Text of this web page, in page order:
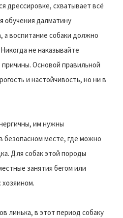
дрессировке, схватывает всё
обучения далматину
а воспитание собаки должно
не наказывайте
Основой правильной
и настойчивость, но ни в
им нужны
безопасном месте, где можно
Для собак этой породы
занятия бегом или
линька, в этот период собаку